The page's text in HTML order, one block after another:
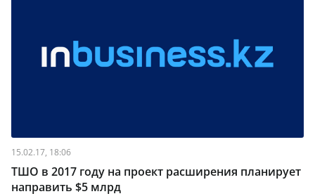
15.02.17, 18:06
ТШО в 2017 году на проект расширения планирует
направить $5 млрд